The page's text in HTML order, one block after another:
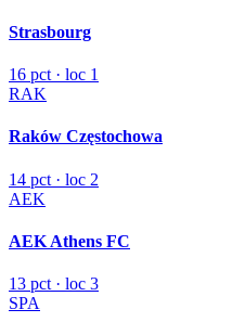
Strasbourg
16 pct · loc 1
RAK
Raków Częstochowa
14 pct · loc 2
AEK
AEK Athens FC
13 pct · loc 3
SPA